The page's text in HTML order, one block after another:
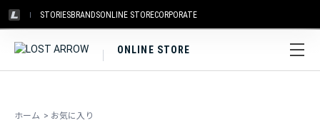
STORIESBRANDSONLINE STORECORPORATE
ONLINE STORE
株式会社ロストアローの代理店業務は2026年8月末をもって終了し、株
ホーム > お気に入り